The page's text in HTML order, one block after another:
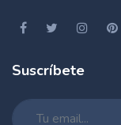
Suscríbete